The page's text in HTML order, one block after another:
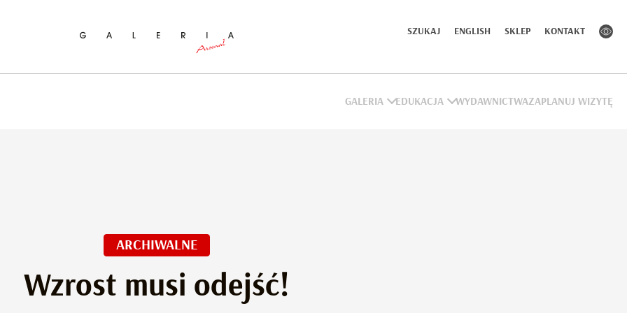
SZUKAJ ENGLISH SKLEP KONTAKT
GALERIA EDUKACJA WYDAWNICTWAZAPLANUJ WIZYTĘ
ARCHIWALNE
Wzrost musi odejść!